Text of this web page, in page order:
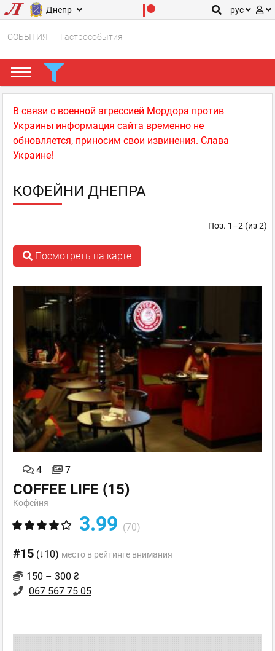
Днепр рус
СОБЫТИЯ Гастрособытия
В связи с военной агрессией Мордора против
Украины информация сайта временно не
обновляется, приносим свои извинения. Слава
Украине!
КОФЕЙНИ ДНЕПРА
Поз. 1–2 (из 2)
Посмотреть на карте
4 7
COFFEE LIFE (15)
Кофейня
3.99 (70)
#15 (↓10) место в рейтинге внимания
150 – 300 ₴
067 567 75 05